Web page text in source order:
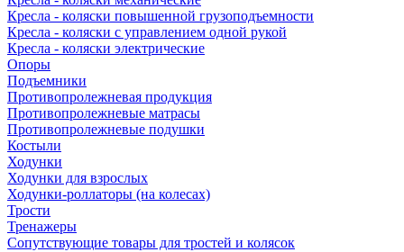
Кресла - коляски повышенной грузоподъемности
Кресла - коляски с управлением одной рукой
Кресла - коляски электрические
Опоры
Подъемники
Противопролежневая продукция
Противопролежневые матрасы
Противопролежневые подушки
Костыли
Ходунки
Ходунки для взрослых
Ходунки-роллаторы (на колесах)
Трости
Тренажеры
Сопутствующие товары для тростей и колясок